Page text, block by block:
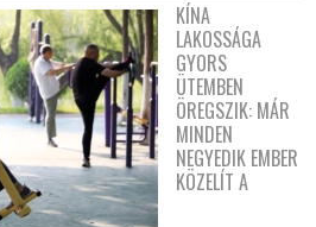
KÍNA
LAKOSSÁGA
GYORS
ÜTEMBEN
ÖREGSZIK: MÁR
MINDEN
NEGYEDIK EMBER
KÖZELÍT A